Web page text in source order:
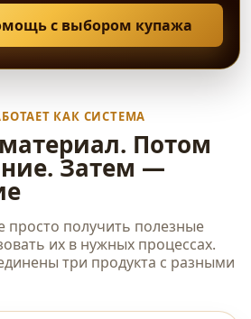
с выбором купажа
КАК СИСТЕМА
Потом
Затем —
просто получить полезные
их в нужных процессах.
три продукта с разными